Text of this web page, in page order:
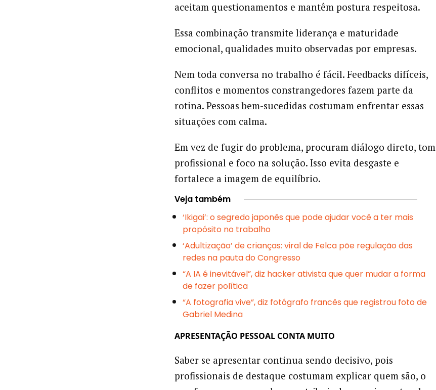
aceitam questionamentos e mantêm postura respeitosa.
Essa combinação transmite liderança e maturidade
emocional, qualidades muito observadas por empresas.
Nem toda conversa no trabalho é fácil. Feedbacks difíceis,
conflitos e momentos constrangedores fazem parte da
rotina. Pessoas bem-sucedidas costumam enfrentar essas
situações com calma.
Em vez de fugir do problema, procuram diálogo direto, tom
profissional e foco na solução. Isso evita desgaste e
fortalece a imagem de equilíbrio.
Veja também
‘Ikigai’: o segredo japonês que pode ajudar você a ter mais
propósito no trabalho
‘Adultização’ de crianças: viral de Felca põe regulação das
redes na pauta do Congresso
“A IA é inevitável”, diz hacker ativista que quer mudar a forma
de fazer política
“A fotografia vive”, diz fotógrafo francês que registrou foto de
Gabriel Medina
APRESENTAÇÃO PESSOAL CONTA MUITO
Saber se apresentar continua sendo decisivo, pois
profissionais de destaque costumam explicar quem são, o